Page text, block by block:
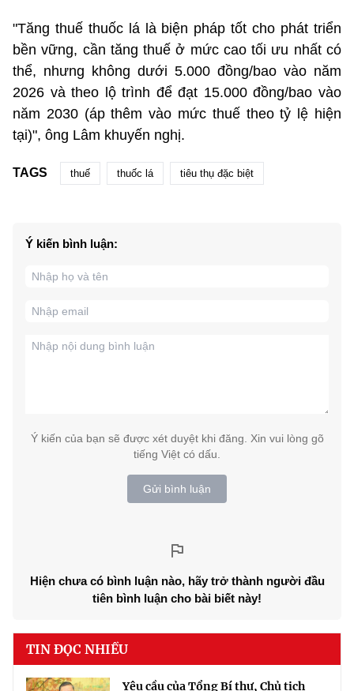
"Tăng thuế thuốc lá là biện pháp tốt cho phát triển
bền vững, cần tăng thuế ở mức cao tối ưu nhất có
thể, nhưng không dưới 5.000 đồng/bao vào năm
2026 và theo lộ trình để đạt 15.000 đồng/bao vào
năm 2030 (áp thêm vào mức thuế theo tỷ lệ hiện
tại)", ông Lâm khuyến nghị.
TAGS thuế thuốc lá tiêu thụ đặc biệt
Ý kiến bình luận:
Ý kiến của bạn sẽ được xét duyệt khi đăng. Xin vui lòng gõ
tiếng Việt có dấu.
Gửi bình luận
Hiện chưa có bình luận nào, hãy trở thành người đầu
tiên bình luận cho bài biết này!
TIN ĐỌC NHIỀU
Yêu cầu của Tổng Bí thư, Chủ tịch